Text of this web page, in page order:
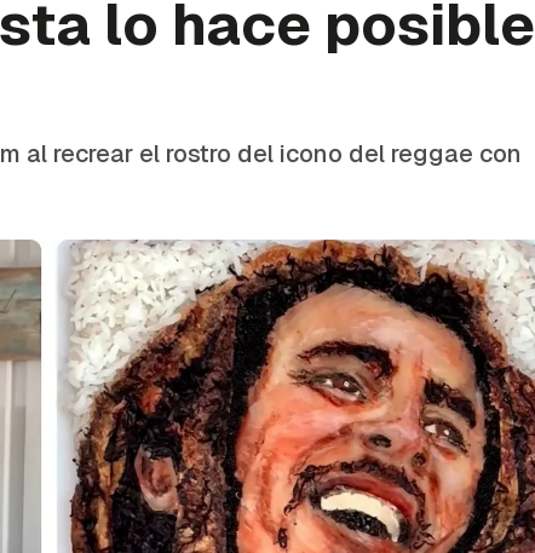
lo hace posible
al recrear el rostro del icono del reggae con